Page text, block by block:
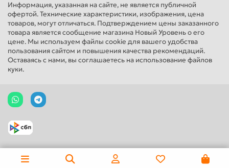
Информация, указанная на сайте, не является публичной
офертой. Технические характеристики, изображения, цена
товаров, могут отличаться. Подтверждением цены заказанного
товара является сообщение магазина Новый Уровень о его
цене. Мы используем файлы cookie для вашего удобства
пользования сайтом и повышения качества рекомендаций.
Оставаясь с нами, вы соглашаетесь на использование файлов
куки.